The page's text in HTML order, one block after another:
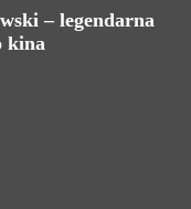
– legendarna
kina